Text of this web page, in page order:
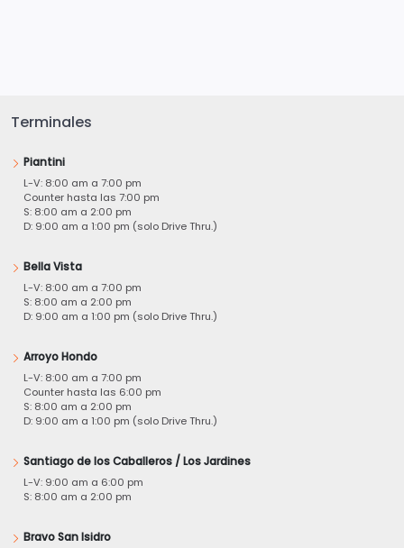
Terminales
Piantini
L-V: 8:00 am a 7:00 pm
Counter hasta las 7:00 pm
S: 8:00 am a 2:00 pm
D: 9:00 am a 1:00 pm (solo Drive Thru.)
Bella Vista
L-V: 8:00 am a 7:00 pm
S: 8:00 am a 2:00 pm
D: 9:00 am a 1:00 pm (solo Drive Thru.)
Arroyo Hondo
L-V: 8:00 am a 7:00 pm
Counter hasta las 6:00 pm
S: 8:00 am a 2:00 pm
D: 9:00 am a 1:00 pm (solo Drive Thru.)
Santiago de los Caballeros / Los Jardines
L-V: 9:00 am a 6:00 pm
S: 8:00 am a 2:00 pm
Bravo San Isidro